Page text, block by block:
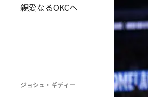
親愛なるOKCへ
ジョシュ・ギディー